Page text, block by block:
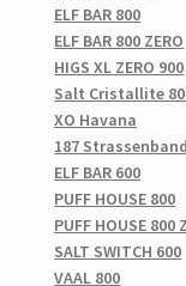
ELF BAR 800
ELF BAR 800 ZERO
HIGS XL ZERO 900
Salt Cristallite
XO Havana
187
ELF BAR 600
PUFF HOUSE 800
PUFF HOUSE 800
SALT SWITCH 600
VAAL 800